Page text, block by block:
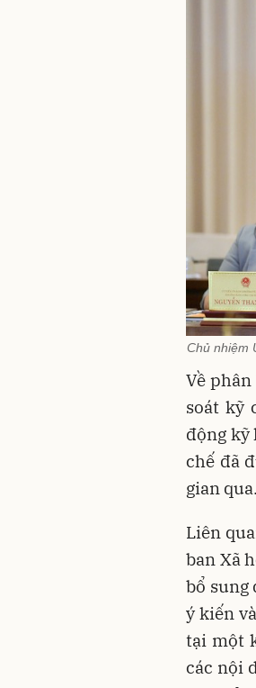
Chủ nhiệm
Về
soát kỹ
động kỹ
chế đã
gian
Liên
ban Xã
bổ sung
ý kiến
tại một
các nội